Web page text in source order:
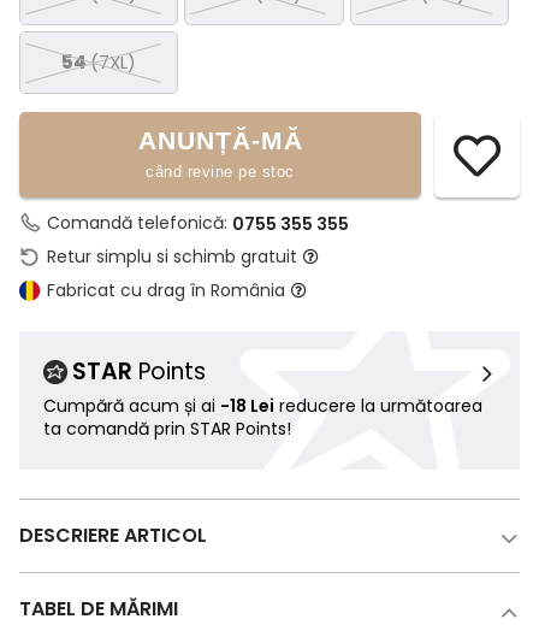
54(7XL)
ANUNȚĂ-MĂ
când revine pe stoc
Comandă telefonică: 0755 355 355
Retur simplu si schimb gratuit
Fabricat cu drag în România
STAR Points
Cumpără acum și ai -18 Lei reducere la următoarea
ta comandă prin STAR Points!
DESCRIERE ARTICOL
TABEL DE MĂRIMI